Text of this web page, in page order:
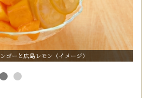
ゴーと広島レモン（イメージ）